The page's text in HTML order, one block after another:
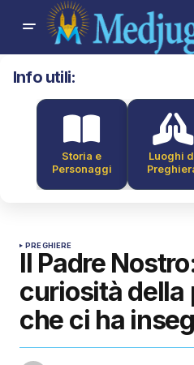
Info utili:
Storia e
Personaggi
Luoghi
PREGHIERE
Il Padre
curiosità della
che ci ha